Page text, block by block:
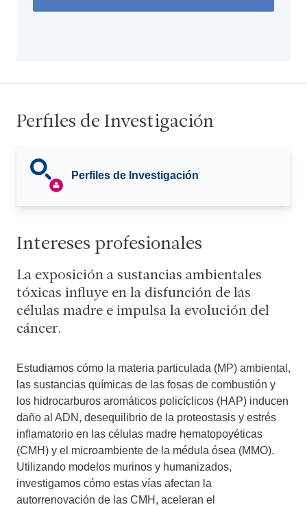
Perfiles de Investigación
Perfiles de Investigación
Intereses profesionales
La exposición a sustancias ambientales
tóxicas influye en la disfunción de las
células madre e impulsa la evolución del
cáncer.
Estudiamos cómo la materia particulada (MP) ambiental,
las sustancias químicas de las fosas de combustión y
los hidrocarburos aromáticos policíclicos (HAP) inducen
daño al ADN, desequilibrio de la proteostasis y estrés
inflamatorio en las células madre hematopoyéticas
(CMH) y el microambiente de la médula ósea (MMO).
Utilizando modelos murinos y humanizados,
investigamos cómo estas vías afectan la
autorrenovación de las CMH, aceleran el